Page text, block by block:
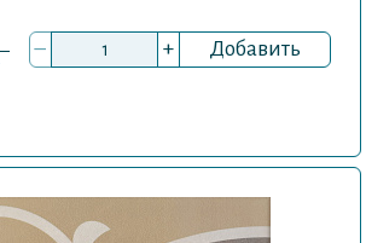
– + Добавить